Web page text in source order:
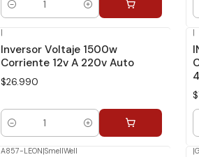
Cantidad
|
Inversor Voltaje 1500w
Corriente 12v A 220v Auto
$26.990
Cantidad
|
A857-LEON|SmellWell |